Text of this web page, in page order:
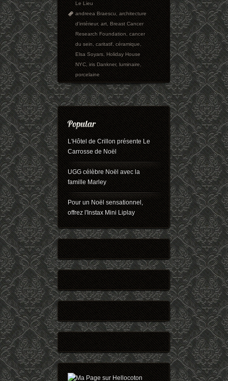
Le Lieu
andreea Braescu,architecture
d'intérieur,art,Breast Cancer
Research Foundation,cancer
du sein,caritatif,céramique,
Elsa Soyars,Holiday House
NYC,iris Dankner,luminaire,
porcelaine
L'Hôtel de Crillon présente Le
Carrosse de Noël
UGG célèbre Noël avec la
famille Marley
Pour un Noël sensationnel,
offrez l'Instax Mini Liplay